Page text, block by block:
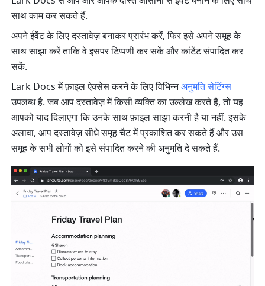
साथ काम कर सकते हैं.
अपने ईवेंट के लिए दस्तावेज़ बनाकर प्रारंभ करें, फिर इसे अपने समूह के
साथ साझा करें ताकि वे इसपर टिप्पणी कर सकें और कांटेंट संपादित कर
सकें.
Lark Docs में फ़ाइल ऐक्सेस करने के लिए विभिन्न अनुमति सेटिंग्स
उपलब्ध है. जब आप दस्तावेज़ में किसी व्यक्ति का उल्लेख करते हैं, तो यह
आपको याद दिलाएगा कि उनके साथ फ़ाइल साझा करनी है या नहीं. इसके
अलावा, आप दस्तावेज़ सीधे समूह चैट में प्रकाशित कर सकते हैं और उस
समूह के सभी लोगों को इसे संपादित करने की अनुमति दे सकते हैं.